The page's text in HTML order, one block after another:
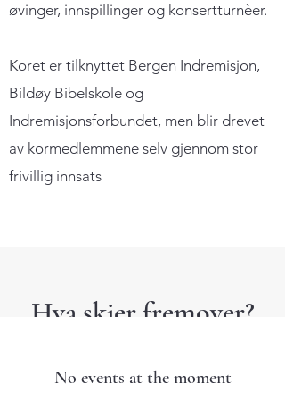
øvinger, innspillinger og konsertturnèer.
Koret er tilknyttet Bergen Indremisjon,
Bildøy Bibelskole og
Indremisjonsforbundet, men blir drevet
av kormedlemmene selv gjennom stor
frivillig innsats
Hva skjer fremover?
No events at the moment